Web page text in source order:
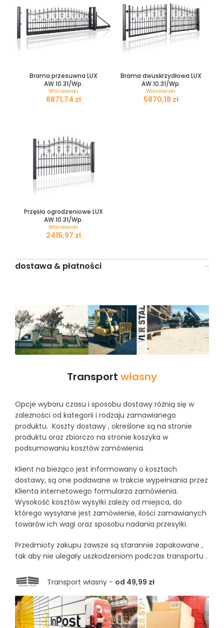
Brama przesuwna LUX
AW.10.31/Wp.
Wiśniowski
zł
Brama dwuskrzydłowa LUX
AW.10.31/Wp.
Wiśniowski
zł
Przęsło ogrodzeniowe LUX
AW.10.31/Wp.
Wiśniowski
zł
dostawa & płatności
Transport własny
Opcje wyboru czasu i sposobu dostawy różnią się w
zależności od kategorii i rodzaju zamawianego
produktu. Koszty dostawy , określone są na stronie
produktu oraz zbiorczo na stronie koszyka w
podsumowaniu kosztów zamówienia.
Klient na bieżąco jest informowany o kosztach
dostawy, są one podawane w trakcie wypełniania przez
Klienta internetowego formularza zamówienia.
Wysokość kosztów wysyłki zależy od miejsca, do
którego wysyłane jest zamówienie, ilości zamawianych
towarów ich wagi oraz sposobu nadania przesyłki.
Przedmioty zakupu zawsze są starannie zapakowane ,
tak aby nie ulegały uszkodzeniom podczas transportu .
Transport własny - od 49,99 zł